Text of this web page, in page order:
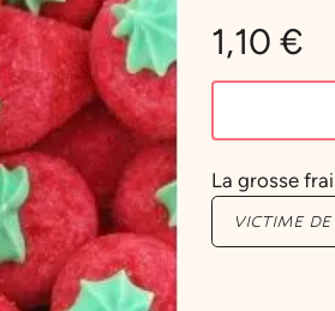
1,10 €
La grosse
VICTIME